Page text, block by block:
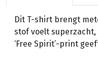
Dit T-shirt brengt
stof voelt
‘Free Spirit’-print